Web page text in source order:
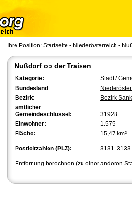
Ihre Position: Startseite - Niederösterreich -
Nußdorf ob der Traisen
Kategorie:
Stadt /
Bundesland:
Bezirk:
Bezirk
amtlicher
Gemeindeschlüssel:
31928
Einwohner:
1.575
Fläche:
15,47 km²
Postleitzahlen (PLZ): 3131, 3133
Entfernung berechnen (zu einer anderen